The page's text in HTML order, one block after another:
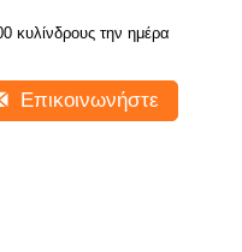
κυλίνδρους την ημέρα
Επικοινωνήστε